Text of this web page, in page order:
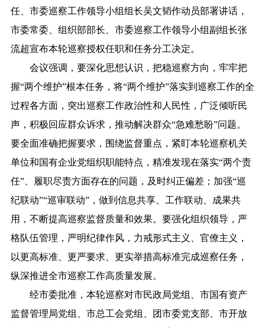
任、市委巡察工作领导小组组长吴文韬作动员部署讲话，
市委常委、组织部部长、市委巡察工作领导小组副组长张
流超宣布本轮巡察授权任职和任务分工决定。
会议强调，要深化思想认识，把稳巡察方向，牢牢把
握“两个维护”根本任务，将“两个维护”落实到巡察工作的全
过程各方面，突出巡察工作政治性和人民性，广泛倾听民
声，积极回应群众诉求，推动解决群众“急难愁盼”问题。
要全面准确把握要求，围绕监督重点，紧盯本轮巡察机关
单位和国有企业党组织职能特点，精准发现在落实“两个责
任”、履职尽责方面存在的问题，及时纠正偏差；加强“巡
纪联动”“巡审联动”，做到信息共享、工作联动、成果共
用，不断提高巡察监督质量和效果。要强化组织领导，严
格队伍管理，严明纪律作风，力戒形式主义、官僚主义，
以更高标准、更严要求、更实举措高标准完成巡察任务，
纵深推进全市巡察工作高质量发展。
经市委批准，本轮巡察对市民政局党组、市国有资产
监督管理局党组、市总工会党组、团市委党支部、市开放